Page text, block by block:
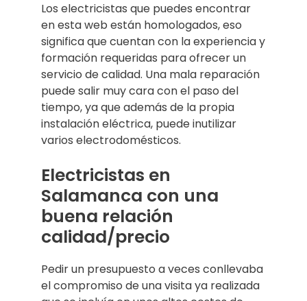
Los electricistas que puedes encontrar
en esta web están homologados, eso
significa que cuentan con la experiencia y
formación requeridas para ofrecer un
servicio de calidad. Una mala reparación
puede salir muy cara con el paso del
tiempo, ya que además de la propia
instalación eléctrica, puede inutilizar
varios electrodomésticos.
Electricistas en
Salamanca con una
buena relación
calidad/precio
Pedir un presupuesto a veces conllevaba
el compromiso de una visita ya realizada